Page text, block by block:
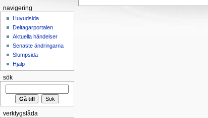
navigering
Huvudsida
Deltagarportalen
Aktuella händelser
Senaste ändringarna
Slumpsida
Hjälp
sök
verktygslåda